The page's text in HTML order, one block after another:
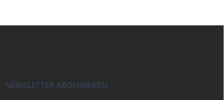
F
NEWSLETTER ABONNIEREN